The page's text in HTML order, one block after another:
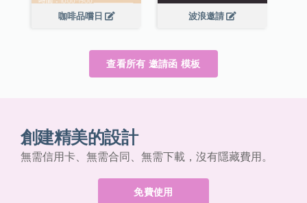
咖啡品嚐日 波浪邀請
查看所有 邀請函 模板
創建精美的設計
無需信用卡、無需合同、無需下載，沒有隱藏費用。
免費使用